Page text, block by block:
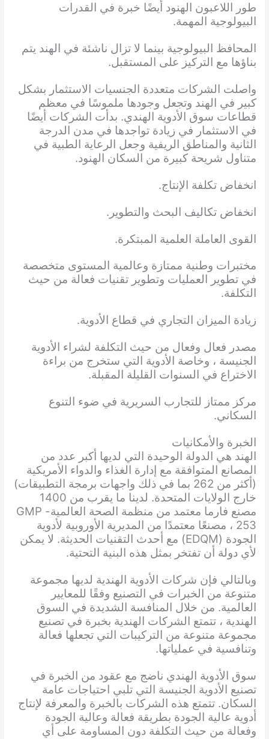
طور اللاعبون الهنود أيضًا خبرة في القدرات
البيولوجية المهمة.
المحافظ البيولوجية بينما لا تزال ناشئة في الهند يتم
بناؤها مع التركيز على المستقبل.
واصلت الشركات متعددة الجنسيات الاستثمار بشكل
كبير في الهند وتجعل وجودها ملموسًا في معظم
قطاعات سوق الأدوية الهندي. بدأت الشركات أيضًا
في الاستثمار في زيادة تواجدها في مدن الدرجة
الثانية والمناطق الريفية وجعل الرعاية الطبية في
متناول شريحة كبيرة من السكان الهنود.
انخفاض تكلفة الإنتاج.
انخفاض تكاليف البحث والتطوير.
القوى العاملة العلمية المبتكرة.
مختبرات وطنية ممتازة وعالمية المستوى متخصصة
في تطوير العمليات وتطوير تقنيات فعالة من حيث
التكلفة.
زيادة الميزان التجاري في قطاع الأدوية.
مصدر فعال وفعال من حيث التكلفة لشراء الأدوية
الجنيسة ، وخاصة الأدوية التي ستخرج من براءة
الاختراع في السنوات القليلة المقبلة.
مركز ممتاز للتجارب السريرية في ضوء التنوع
السكاني.
الخبرة والأمكانيات
الهند هي الدولة الوحيدة التي لديها أكبر عدد من
المصانع المتوافقة مع إدارة الغذاء والدواء الأمريكية
(أكثر من 262 بما في ذلك واجهات برمجة التطبيقات)
خارج الولايات المتحدة. لدينا ما يقرب من 1400
مصنع فارما معتمد من منظمة الصحة العالمية- GMP
، 253 مصنعًا معتمدًا من المديرية الأوروبية لأدوية
الجودة (EDQM) مع أحدث التقنيات الحديثة. لا يمكن
لأي دولة أن تفتخر بمثل هذه البنية التحتية.
وبالتالي فإن شركات الأدوية الهندية لديها مجموعة
متنوعة من الخبرات في التصنيع وفقًا للمعايير
العالمية. من خلال المنافسة الشديدة في السوق
الهندية ، تتمتع الشركات الهندية بخبرة في تصنيع
مجموعة متنوعة من التركيبات التي تجعلها فعالة
وتنافسية في عملياتها.
سوق الأدوية الهندي ناضج مع عقود من الخبرة في
تصنيع الأدوية الجنيسة التي تلبي احتياجات عامة
السكان. تتمتع هذه الشركات بالخبرة والمعرفة لإنتاج
أدوية عالية الجودة بطريقة فعالة وعالية الجودة
وفعالة من حيث التكلفة دون المساومة على أي